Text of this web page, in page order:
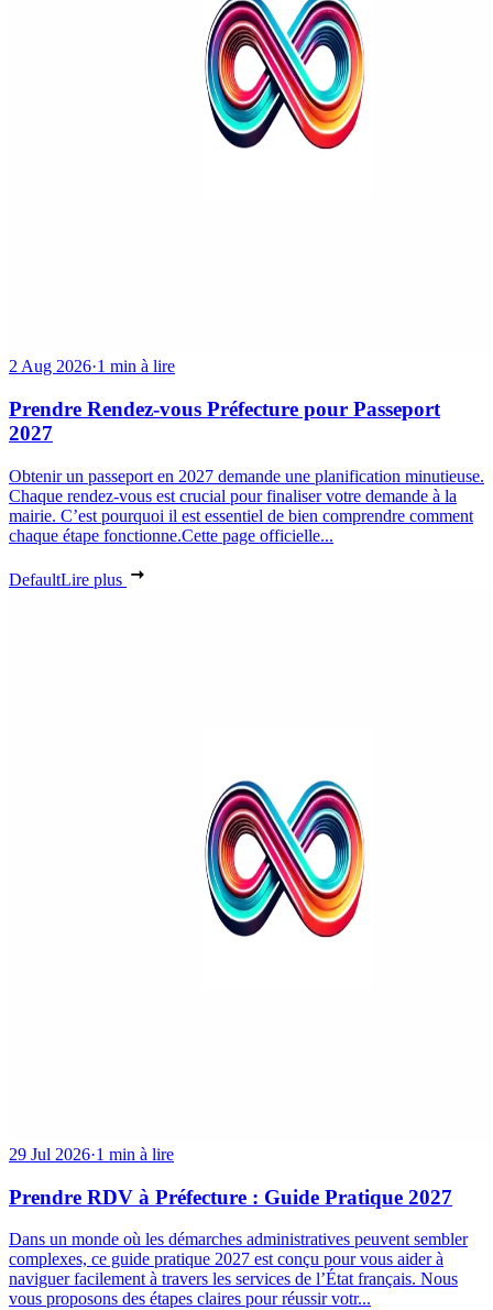
2 Aug 2026·1 min à lire
Prendre Rendez-vous Préfecture pour Passeport
2027
Obtenir un passeport en 2027 demande une planification minutieuse.
Chaque rendez-vous est crucial pour finaliser votre demande à la
mairie. C’est pourquoi il est essentiel de bien comprendre comment
chaque étape fonctionne.Cette page officielle...
DefaultLire plus
29 Jul 2026·1 min à lire
Prendre RDV à Préfecture : Guide Pratique 2027
Dans un monde où les démarches administratives peuvent sembler
complexes, ce guide pratique 2027 est conçu pour vous aider à
naviguer facilement à travers les services de l’État français. Nous
vous proposons des étapes claires pour réussir votr...